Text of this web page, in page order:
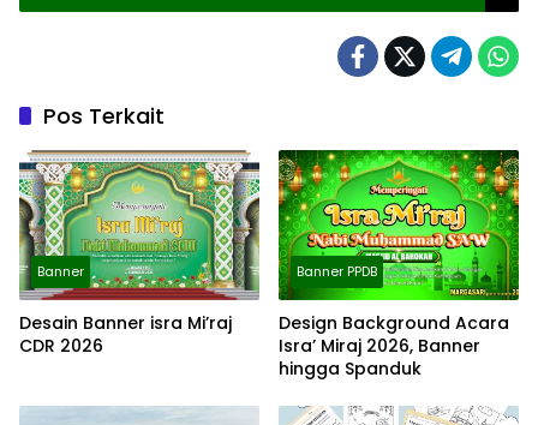
Pos Terkait
Banner
Desain Banner isra Mi’raj
CDR 2026
Banner PPDB
Design Background Acara
Isra’ Miraj 2026, Banner
hingga Spanduk